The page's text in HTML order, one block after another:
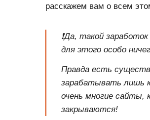
расскажем вам о всем
❗️Да, такой
для этого особо
Правда есть
зарабатывать лишь
очень многие сайты,
закрываются!